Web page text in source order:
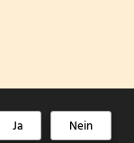
Nein
Ja